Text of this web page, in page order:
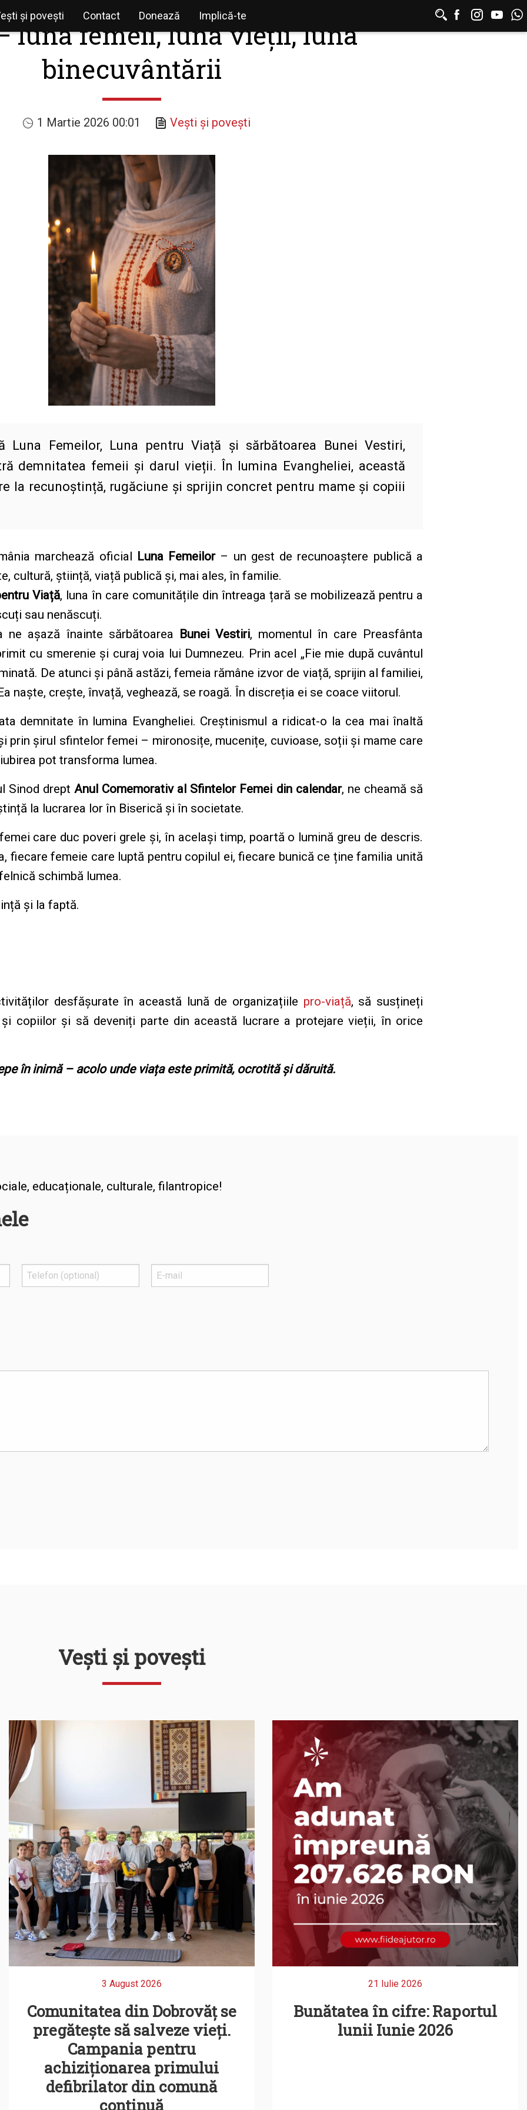
și povești Contact Donează Implică-te
luna femeii, luna vieții, luna
binecuvântării
1 Martie 2026 00:01 Vești și povești
Luna Femeilor, Luna pentru Viață și sărbătoarea Bunei Vestiri,
demnitatea femeii și darul vieții. În lumina Evangheliei, această
la recunoștință, rugăciune și sprijin concret pentru mame și copiii
marchează oficial Luna Femeilor– un gest de recunoaștere publică a
cultură, știință, viață publică și, mai ales, în familie.
Viață, luna în care comunitățile din întreaga țară se mobilizează pentru a
sau nenăscuți.
ne așază înainte sărbătoarea Bunei Vestiri, momentul în care Preasfânta
cu smerenie și curaj voia lui Dumnezeu. Prin acel „Fie mie după cuvântul
De atunci și până astăzi, femeia rămâne izvor de viață, sprijin al familiei,
naște, crește, învață, veghează, se roagă. În discreția ei se coace viitorul.
demnitate în lumina Evangheliei. Creștinismul a ridicat-o la cea mai înaltă
prin șirul sfintelor femei – mironosițe, mucenițe, cuvioase, soții și mame care
pot transforma lumea.
Sinod drept Anul Comemorativ al Sfintelor Femei din calendar, ne cheamă să
la lucrarea lor în Biserică și în societate.
care duc poveri grele și, în același timp, poartă o lumină greu de descris.
fiecare femeie care luptă pentru copilul ei, fiecare bunică ce ține familia unită
schimbă lumea.
și la faptă.
desfășurate în această lună de organizațiile pro-viață, să susțineți
copiilor și să deveniți parte din această lucrare a protejare vieții, în orice
în inimă – acolo unde viața este primită, ocrotită și dăruită.
educaționale, culturale, filantropice!
Vești și povești
3 August 2026
Comunitatea din Dobrovăț se
pregătește să salveze vieți.
Campania pentru
achiziționarea primului
defibrilator din comună
continuă
21 Iulie 2026
Bunătatea în cifre: Raportul
lunii Iunie 2026